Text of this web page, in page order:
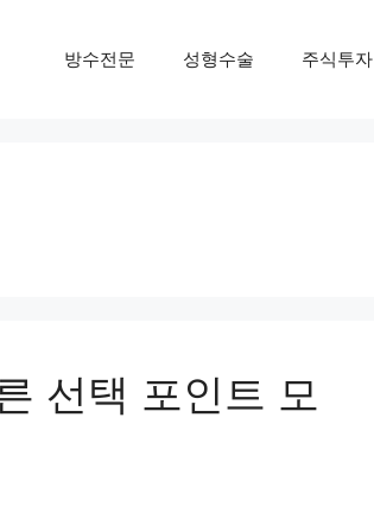
방수전문 성형수술 주식투자
선택 포인트 모